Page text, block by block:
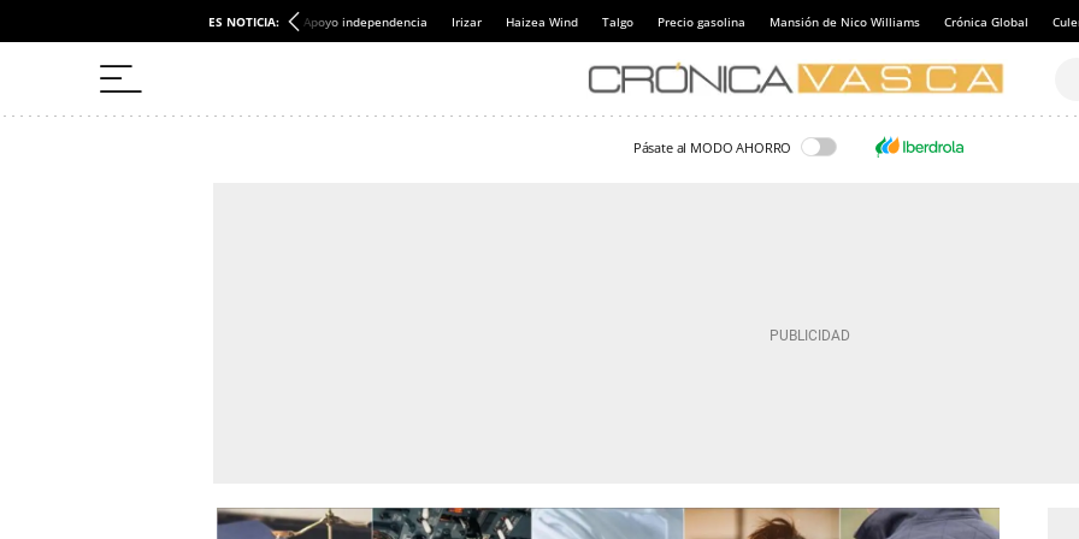
ES NOTICIA: Apoyo independencia Irizar Haizea Wind Talgo Precio gasolina Mansión de Nico Williams Crónica Global
Pásate al MODO AHORRO